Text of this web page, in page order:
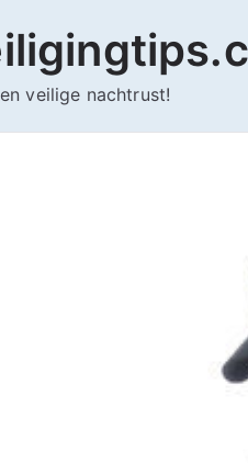
veilige nachtrust!